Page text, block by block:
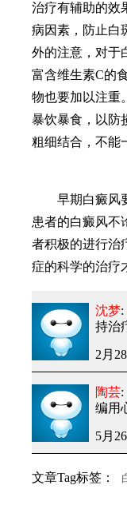
治疗有辅助的效
病因素，防止白
外的注意，对于
富含维生素C的
物也要加以注重
暴饮暴食，以防
粗细结合，不能
早期白癜风要
患者的白癜风不
者积极的进行治
症的科学的治疗
沈梦:
持治
2月
陶芸:
编用
5月
文章Tag标签：